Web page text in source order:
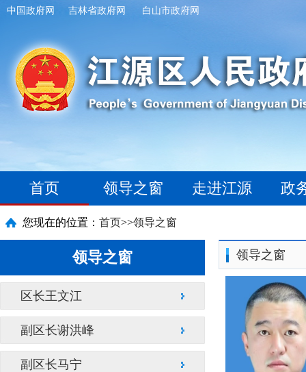
中国政府网 吉林省政府网 白山市政府网
首页 领导之窗 走进江源 政
您现在的位置： 首页>>领导之窗
领导之窗
区长王文江
副区长谢洪峰
副区长马宁
领导之窗